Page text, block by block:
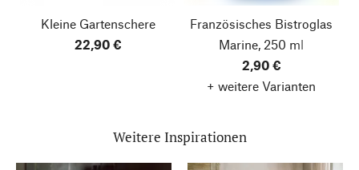
Kleine Gartenschere
22,90 €
Französisches Bistroglas
Marine, 250 ml
2,90 €
+ weitere Varianten
Weitere Inspirationen